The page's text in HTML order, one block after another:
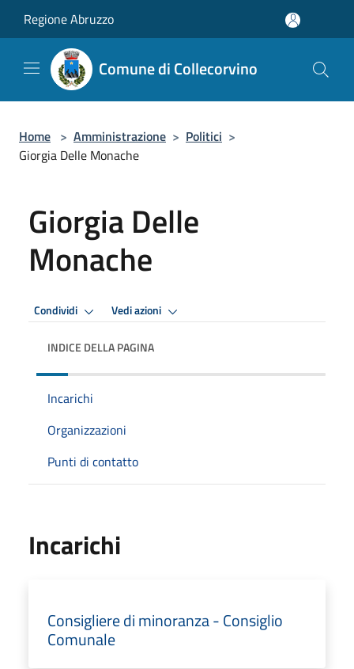
Regione Abruzzo
Comune di Collecorvino
Home > Amministrazione > Politici >
Giorgia Delle Monache
Giorgia Delle
Monache
Condividi Vedi azioni
INDICE DELLA PAGINA
Incarichi
Organizzazioni
Punti di contatto
Incarichi
Consigliere di minoranza - Consiglio
Comunale